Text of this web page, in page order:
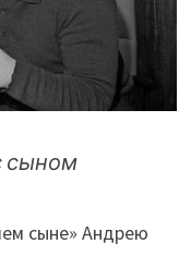
сыном
сыне» Андрею